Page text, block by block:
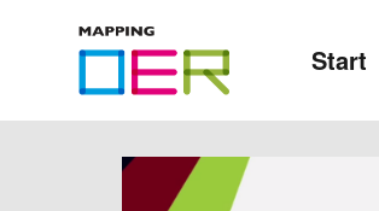
Mapping
OER Start